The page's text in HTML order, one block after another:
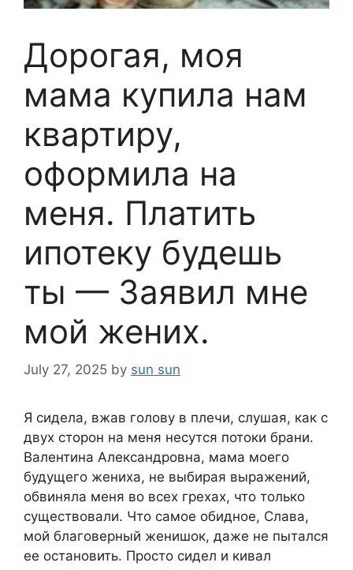
Дорогая, моя
мама купила нам
квартиру,
оформила на
меня. Платить
ипотеку будешь
ты — Заявил мне
мой жених.
July 27, 2025 by sun sun
Я сидела, вжав голову в плечи, слушая, как с
двух сторон на меня несутся потоки брани.
Валентина Александровна, мама моего
будущего жениха, не выбирая выражений,
обвиняла меня во всех грехах, что только
существовали. Что самое обидное, Слава,
мой благоверный женишок, даже не пытался
ее остановить. Просто сидел и кивал